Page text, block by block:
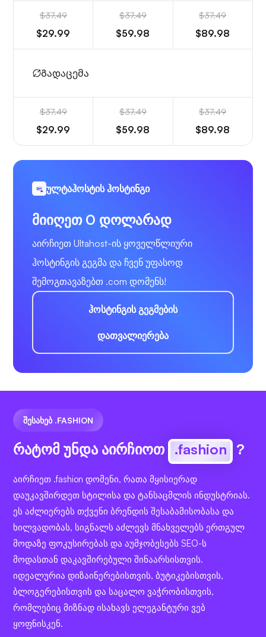
$37.49
$29.99
$37.49
$59.98
$37.49
$89.98
Გადაცემა
$37.49
$29.99
$37.49
$59.98
$37.49
$89.98
ულტაჰოსტის ჰოსტინგი
მიიღეთ 0 დოლარად
აირჩიეთ Ultahost-ის ყოველწლიური
ჰოსტინგის გეგმა და ჩვენ უფასოდ
შემოგთავაზებთ .com დომენს!
ჰოსტინგის გეგმების
დათვალიერება
ᲨᲔᲡᲐᲮᲔᲑ .FASHION
რატომ უნდა აირჩიოთ .fashion ?
აირჩიეთ .fashion დომენი, რათა მყისიერად
დაუკავშირდეთ სტილისა და ტანსაცმლის ინდუსტრიას.
ეს აძლიერებს თქვენი ბრენდის შესაბამისობასა და
ხილვადობას, სიგნალს აძლევს მნახველებს ერთგულ
მოდაზე ფოკუსირებას და აუმჯობესებს SEO-ს
მოდასთან დაკავშირებული შინაარსისთვის.
იდეალურია დიზაინერებისთვის, ბუტიკებისთვის,
ბლოგერებისთვის და საცალო ვაჭრობისთვის,
რომლებიც მიზნად ისახავს ელეგანტური ვებ
ყოფნისკენ.